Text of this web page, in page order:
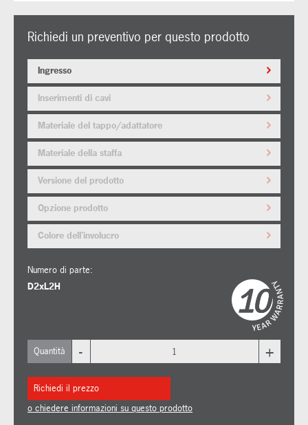
Richiedi un preventivo per questo prodotto
Ingresso
Inserimenti di cavi
Materiale del tappo/adattatore
Materiale della staffa
Versione del prodotto
Opzione prodotto
Colore dell'involucro
Numero di parte:
D2xL2H
Quantità - +
Richiedi il prezzo
o chiedere informazioni su questo prodotto